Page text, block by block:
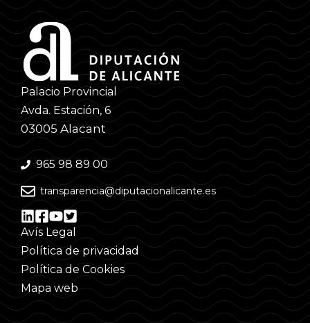
Palacio Provincial
Avda. Estación, 6
03005 Alacant
965 98 89 00
transparencia@diputacionalicante.es
Avís Legal
Política de privacidad
Política de Cookies
Mapa web